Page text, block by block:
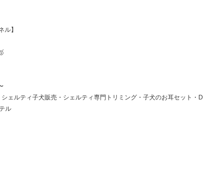
ル】
ェルティ子犬販売・シェルティ専門トリミング・子犬のお耳セット・D
ル